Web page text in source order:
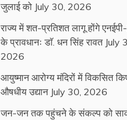
जुलाई को July 30, 2026
राज्य में शत-प्रतिशत लागू होंगे
के प्रावधानः डाॅ. धन सिंह रावत July
2026
आयुष्मान आरोग्य मंदिरों में विकसित
औषधीय उद्यान July 30, 2026
जन-जन तक पहुंचने के संकल्प को